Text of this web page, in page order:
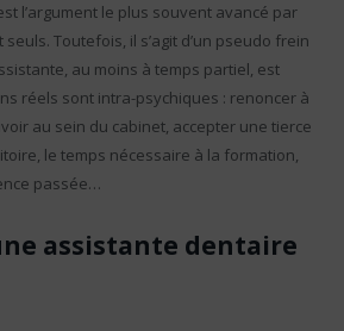
l’argument le plus souvent avancé par
Toutefois, il s’agit d’un pseudo frein
au moins à temps partiel, est
réels sont intra-psychiques : renoncer à
au sein du cabinet, accepter une tierce
le temps nécessaire à la formation,
passée…
assistante dentaire